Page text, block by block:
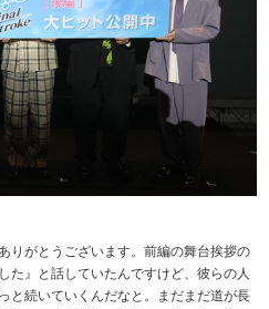
りがとうございます。前編の舞台挨拶の
た』と話していたんですけど、彼らの人
と続いていくんだなと。まだまだ道が長